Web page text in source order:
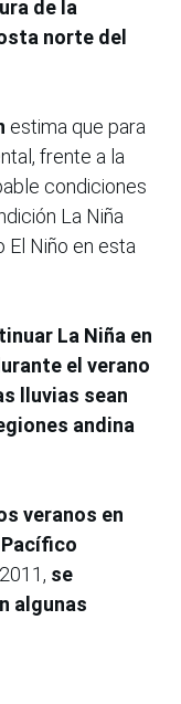
de la
norte del
estima que para
frente a la
condiciones
La Niña
El Niño en esta
La Niña en
el verano
lluvias sean
andina
veranos en
se
algunas